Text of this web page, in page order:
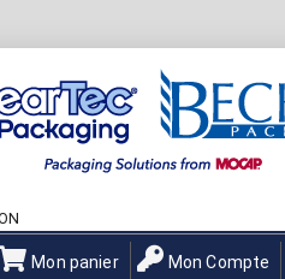
Mon panier Mon Compte